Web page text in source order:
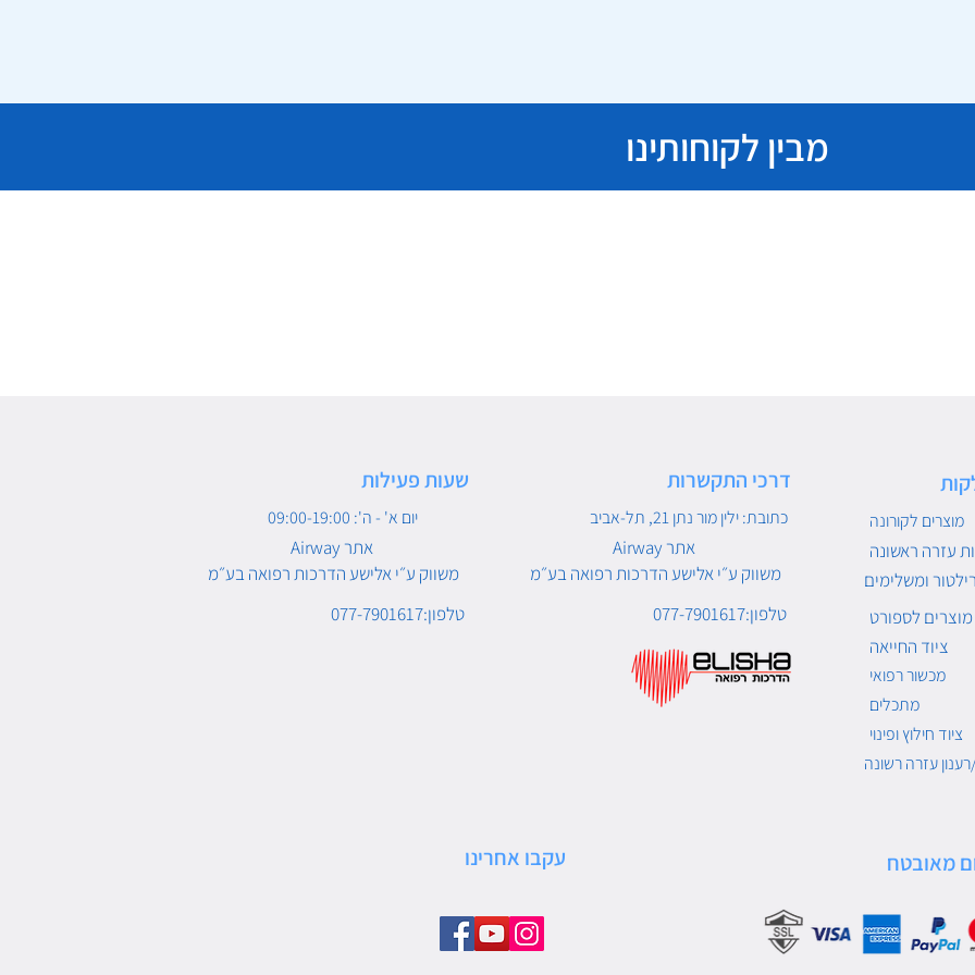
מבין לקוחותינו
שעות פעילות
יום א' - ה': 09:00-19:00
Airway אתר
משווק ע״י אלישע הדרכות רפואה בע״מ
טלפון:077-7901617
דרכי התקשרות
כתובת: ילין מור נתן 21, תל-אביב
Airway אתר
משווק ע״י אלישע הדרכות רפואה בע״מ
טלפון:077-7901617
מוצרים לקורונה
עזרה ראשונה
ומשלימים
מוצרים לספורט
ציוד החייאה
מכשור רפואי
מתכלים
ציוד חילוץ ופינוי
עזרה רשונה
עקבו אחרינו מאובטח